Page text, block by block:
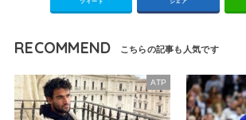
RECOMMEND
ATP